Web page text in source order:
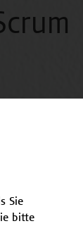
Sie
bitte